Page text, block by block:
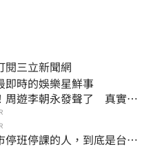
三立新聞網
時的娛樂星鮮事
周遊李朝永發聲了 真實看
班停課的人，到底是台北